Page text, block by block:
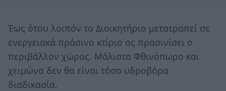
Έως ότου λοιπόν το Διοικητήριο μετατραπεί σε
ενεργειακά πράσινο κτίριο ας πρασινίσει ο
περιβάλλον χώρος. Μάλιστα Φθινόπωρο και
χειμώνα δεν θα είναι τόσο υδροβόρα
διαδικασία.